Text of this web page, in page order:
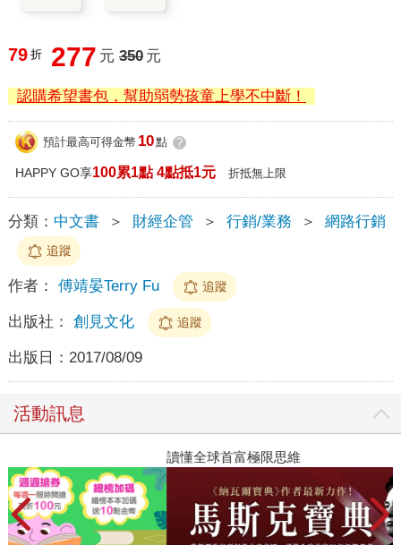
79 折 277 元 350 元
認購希望書包，幫助弱勢孩童上學不中斷！
預計最高可得金幣 10點 ?
HAPPY GO享100累1點 4點抵1元 折抵無上限
分類： 中文書 ＞ 財經企管 ＞ 行銷/業務 ＞ 網路行銷
追蹤
作者： 傅靖晏Terry Fu 追蹤
出版社： 創見文化 追蹤
出版日： 2017/08/09
活動訊息